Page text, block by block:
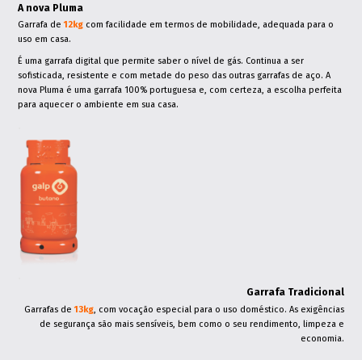
A nova Pluma
Garrafa de12kg com facilidade em termos de mobilidade, adequada para o
uso em casa.
É uma garrafa digital que permite saber o nível de gás. Continua a ser
sofisticada, resistente e com metade do peso das outras garrafas de aço. A
nova Pluma é uma garrafa 100% portuguesa e, com certeza, a escolha perfeita
para aquecer o ambiente em sua casa.
Garrafa Tradicional
Garrafas de13kg , com vocação especial para o uso doméstico. As exigências
de segurança são mais sensíveis, bem como o seu rendimento, limpeza e
economia.